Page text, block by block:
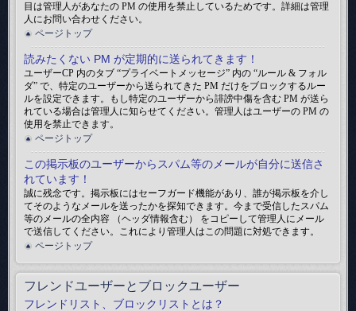
目は管理人があなたの PM の使用を禁止しているためです。詳細は管理
人にお問い合わせください。
ページトップ
読みたくない PM が定期的に送られてきます！
ユーザーCP 内のタブ “プライベートメッセージ” 内の “ルール & フォル
ダ” で、特定のユーザーから送られてきた PM だけをブロックするルー
ルを設定できます。もし特定のユーザーから誹謗中傷を含む PM が送ら
れている場合は管理人に知らせてください。管理人はユーザーの PM の
使用を禁止できます。
ページトップ
この掲示板のユーザーからスパム等のメールが自分に送信さ
れています！
誠に残念です。掲示板にはセーフガード機能があり、誰が掲示板を介し
てそのようなメールを送ったかを探知できます。今まで受信したスパム
等のメールの全内容 （ヘッダ情報含む） をコピーして管理人にメール
で送信してください。これにより管理人はこの問題に対処できます。
ページトップ
フレンドユーザーとブロックユーザー
フレンドリスト、ブロックリストとは？